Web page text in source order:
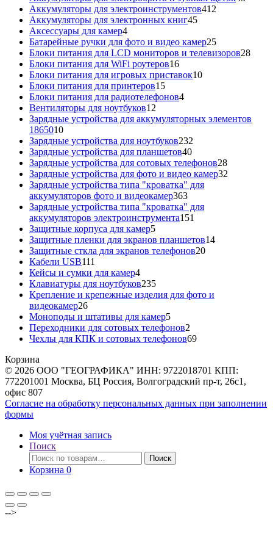
Аккумуляторы для электроинструментов412
Аккумуляторы для электронных книг4545
Аксессуары для камер44
товара
Батарейные ручки для фото и видео камер2525
товаров
Блоки питания для LCD мониторов и телевизоров2828
Блоки питания для WiFi роутеров1616
товаров
Блоки питания для игровых приставок1010
Блоки питания для принтеров1515
товаров
Блоки питания для радиотелефонов44
Вентиляторы для ноутбуков12
товаров
Зарядные устройства для аккумуляторных элементов
186501010
товаров
Зарядные устройства для ноутбуков232
Зарядные устройства для планшетов4040
товаров
Зарядные устройства для сотовых телефонов2828
товаров
Зарядные устройства для фото и видео камер32
Зарядные устройства типа "кроватка" для
аккумуляторов фото и видеокамер363363
товара
Зарядные устройства типа "кроватка" для
аккумуляторов электроинструмента151
Защитные корпуса для камер55
товаров
Защитные пленки для экранов планшетов1414
Защитные сткла для экранов телефонов2020
Кабели USB111
товаров
Кейсы и сумки для камер44
товара
Клавиатуры для ноутбуков235235
товаров
Крепление и крепежные изделия для фото и
видеокамер2626
товаров
Моноподы и штативы для камер55
товаров
Переходники для сотовых телефонов2
товара
Чехлы для КПК и сотовых телефонов6969
Корзина
© 2026 ООО "ГЕОГРАФИКА" ИНН: 9722018701 КПП:
772201001 Москва, БЦ Россия, Волгоградский пр-т, 26с1,
офис 807
Согласие на обработку персональных данных при заполнении
формы
Моя учётная запись
Поиск
Искать:
Поиск
Корзина 0
-->